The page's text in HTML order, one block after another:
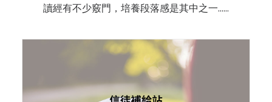
讀經有不少竅門，培養段落感是其中之一……